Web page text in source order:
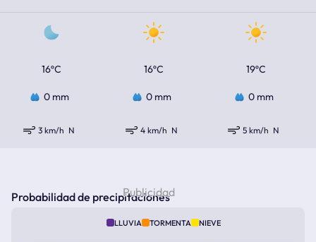
16ºC 16ºC 19ºC
0 mm 0 mm 0 mm
3 km/h N 4 km/h N 5 km/h N
Probabilidad de precipitaciones
LLUVIA TORMENTA NIEVE